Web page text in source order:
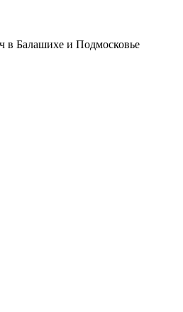
в Балашихе и Подмосковье